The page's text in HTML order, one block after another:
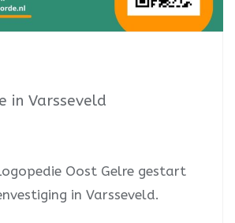
in Varsseveld
Oost Gelre gestart
in Varsseveld.